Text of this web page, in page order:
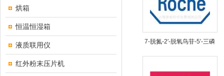
烘箱
恒温恒湿箱
液质联用仪
红外粉末压片机
7-脱氮-2′-脱氧鸟苷-5′-三磷
酸